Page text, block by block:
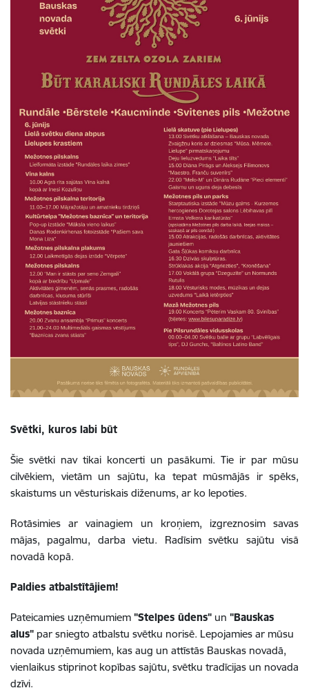
Svētki, kuros labi būt
Šie svētki nav tikai koncerti un pasākumi. Tie ir par mūsu
cilvēkiem, vietām un sajūtu, ka tepat mūsmājās ir spēks,
skaistums un vēsturiskais diženums, ar ko lepoties.
Rotāsimies ar vainagiem un kroņiem, izgreznosim savas
mājas, pagalmu, darba vietu. Radīsim svētku sajūtu visā
novadā kopā.
Paldies atbalstītājiem!
Pateicamies uzņēmumiem "Stelpes ūdens" un "Bauskas
alus" par sniegto atbalstu svētku norisē. Lepojamies ar mūsu
novada uzņēmumiem, kas aug un attīstās Bauskas novadā,
vienlaikus stiprinot kopības sajūtu, svētku tradīcijas un novada
dzīvi.